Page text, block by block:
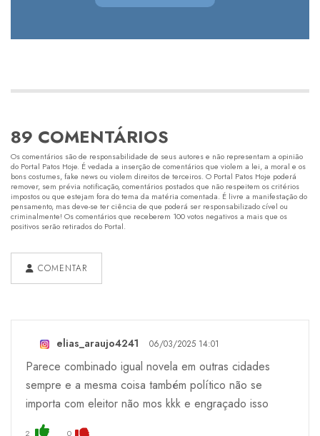
89 COMENTÁRIOS
Os comentários são de responsabilidade de seus autores e não representam a opinião
do Portal Patos Hoje. É vedada a inserção de comentários que violem a lei, a moral e os
bons costumes, fake news ou violem direitos de terceiros. O Portal Patos Hoje poderá
remover, sem prévia notificação, comentários postados que não respeitem os critérios
impostos ou que estejam fora do tema da matéria comentada. É livre a manifestação do
pensamento, mas deve-se ter ciência de que poderá ser responsabilizado cível ou
criminalmente! Os comentários que receberem 100 votos negativos a mais que os
positivos serão retirados do Portal.
COMENTAR
elias_araujo4241 06/03/2025 14:01
Parece combinado igual novela em outras cidades
sempre e a mesma coisa também político não se
importa com eleitor não mos kkk e engraçado isso
2 0